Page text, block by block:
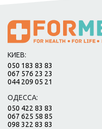
КИЕВ:
050 183 83 83
067 576 23 23
044 209 05 21
ОДЕССА:
050 422 83 83
067 625 58 85
098 322 83 83